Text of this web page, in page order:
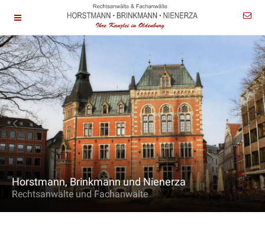
Horstmann, Brinkmann und Nienerza
Rechtsanwälte und Fachanwälte